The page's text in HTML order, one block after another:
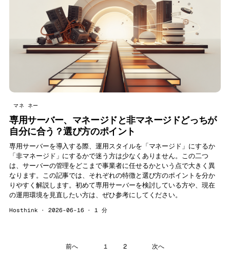
マネ ネー
専用サーバー、マネージドと非マネージドどっちが
自分に合う？選び方のポイント
専用サーバーを導入する際、運用スタイルを「マネージド」にするか
「非マネージド」にするかで迷う方は少なくありません。この二つ
は、サーバーの管理をどこまで事業者に任せるかという点で大きく異
なります。この記事では、それぞれの特徴と選び方のポイントを分か
りやすく解説します。初めて専用サーバーを検討している方や、現在
の運用環境を見直したい方は、ぜひ参考にしてください。
Hosthink · 2026-06-16 · 1 分
前へ 1 2 次へ